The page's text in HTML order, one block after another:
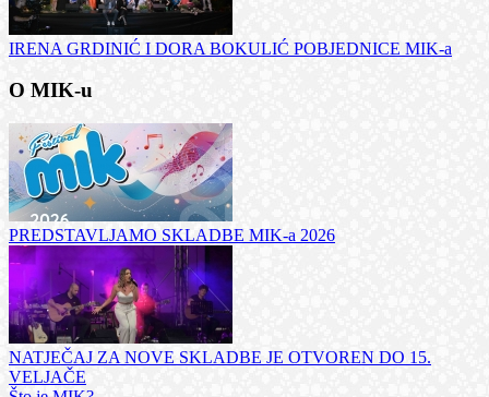
IRENA GRDINIĆ I DORA BOKULIĆ POBJEDNICE MIK-a
O MIK-u
PREDSTAVLJAMO SKLADBE MIK-a 2026
NATJEČAJ ZA NOVE SKLADBE JE OTVOREN DO 15.
VELJAČE